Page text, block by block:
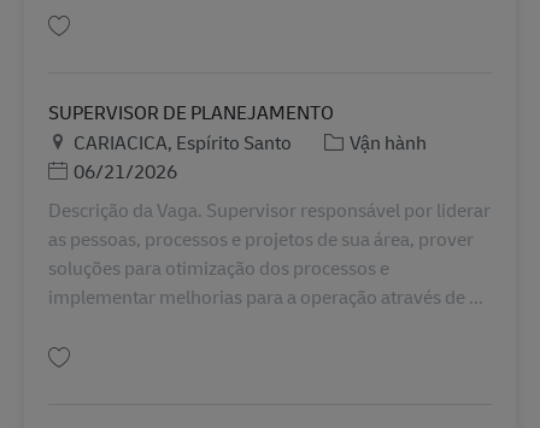
SUPERVISOR DE PLANEJAMENTO
Địa điểm
CARIACICA, Espírito Santo Danh mục
Vận hành
Posted Date
06/21/2026
Descrição da Vaga. Supervisor responsável por liderar
as pessoas, processos e projetos de sua área, prover
soluções para otimização dos processos e
implementar melhorias para a operação através de ...